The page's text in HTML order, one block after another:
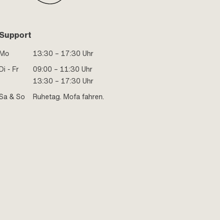
13:30 – 17:30 Uhr
- Fr
09:00 – 11:30 Uhr
13:30 – 17:30 Uhr
& So
Ruhetag. Mofa fahren.